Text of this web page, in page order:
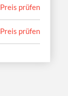
Preis prüfen
Preis prüfen